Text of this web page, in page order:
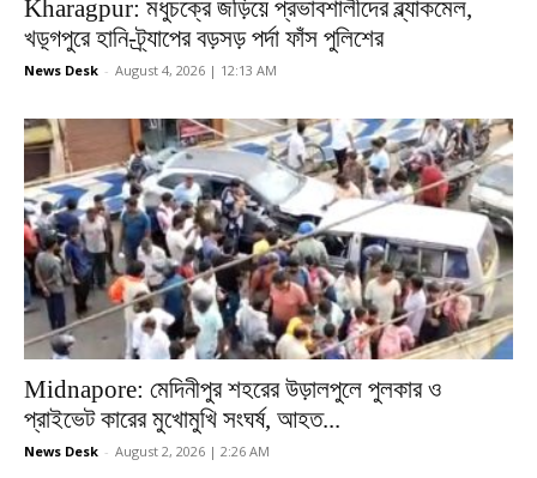
Kharagpur: মধুচক্রে জড়িয়ে প্রভাবশালীদের ব্ল্যাকমেল,
খড়্গপুরে হানি-ট্র্যাপের বড়সড় পর্দা ফাঁস পুলিশের
News Desk - August 4, 2026 | 12:13 AM
Midnapore: মেদিনীপুর শহরের উড়ালপুলে পুলকার ও
প্রাইভেট কারের মুখোমুখি সংঘর্ষ, আহত...
News Desk - August 2, 2026 | 2:26 AM